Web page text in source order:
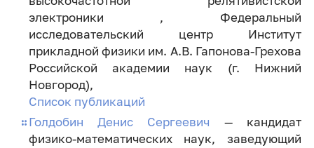
электроники , Федеральный
исследовательский центр Институт
прикладной физики им. А.В. Гапонова-Грехова
Российской академии наук (г. Нижний
Новгород),
Список публикаций
Голдобин Денис Сергеевич — кандидат
физико-математических наук, заведующий